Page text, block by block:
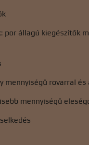
por állagú kiegészítők
mennyiségű rovarral
mennyiségű